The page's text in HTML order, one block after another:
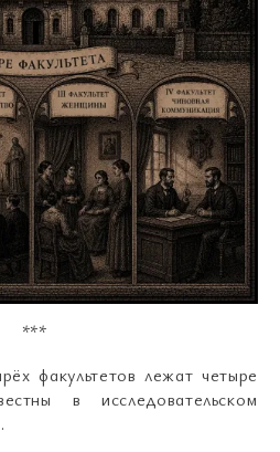
***
факультетов лежат четыре
в исследовательском